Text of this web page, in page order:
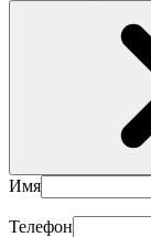
Имя
Телефон